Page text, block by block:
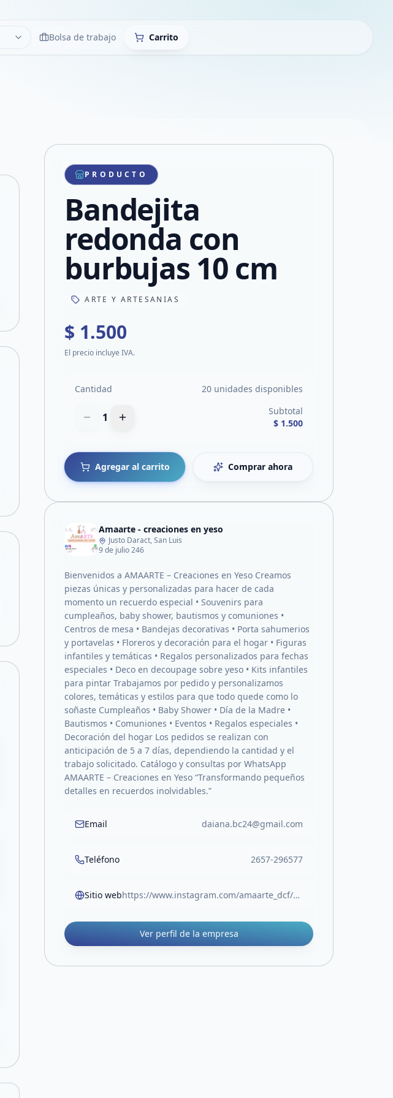
LimpiarBolsa de trabajo Carrito
Compartir producto
Compartir por WhatsApp
Compartir por mail
Compartir en Facebook
Compartir en X
PRODUCTO
Bandejita
redonda con
burbujas 10 cm
ARTE Y ARTESANIAS
$ 1.500
El precio incluye IVA.
Cantidad 20 unidades disponibles
1
Subtotal
$ 1.500
Agregar al carrito Comprar ahora
Amaarte - creaciones en yeso
Justo Daract, San Luis
9 de julio 246
Bienvenidos a AMAARTE – Creaciones en Yeso Creamos
piezas únicas y personalizadas para hacer de cada
momento un recuerdo especial • Souvenirs para
cumpleaños, baby shower, bautismos y comuniones •
Centros de mesa • Bandejas decorativas • Porta sahumerios
y portavelas • Floreros y decoración para el hogar • Figuras
infantiles y temáticas • Regalos personalizados para fechas
especiales • Deco en decoupage sobre yeso • Kits infantiles
para pintar Trabajamos por pedido y personalizamos
colores, temáticas y estilos para que todo quede como lo
soñaste Cumpleaños • Baby Shower • Día de la Madre •
Bautismos • Comuniones • Eventos • Regalos especiales •
Decoración del hogar Los pedidos se realizan con
anticipación de 5 a 7 días, dependiendo la cantidad y el
trabajo solicitado. Catálogo y consultas por WhatsApp
AMAARTE – Creaciones en Yeso “Transformando pequeños
detalles en recuerdos inolvidables.”
Email daiana.bc24@gmail.com
Teléfono 2657-296577
Sitio web https://www.instagram.com/amaarte_dcf/?__pwa=1
Ver perfil de la empresa